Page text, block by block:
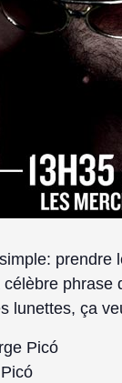
prendre
célèbre
lunettes, ça
Picó